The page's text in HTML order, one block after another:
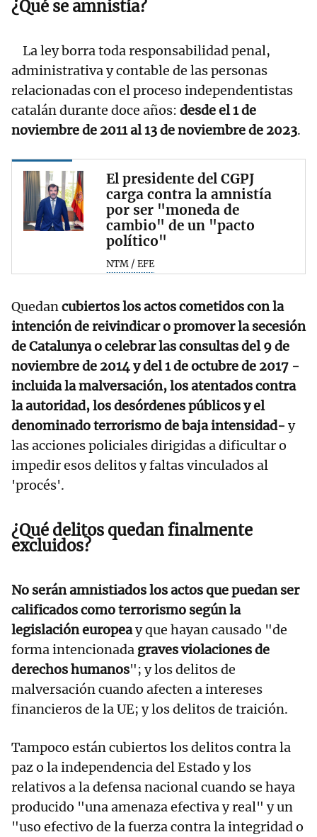
¿Qué se amnistía?
La ley borra toda responsabilidad penal,
administrativa y contable de las personas
relacionadas con el proceso independentistas
catalán durante doce años: desde el 1 de
noviembre de 2011 al 13 de noviembre de 2023.
El presidente del CGPJ
carga contra la amnistía
por ser "moneda de
cambio" de un "pacto
político"
NTM / EFE
Quedancubiertos los actos cometidos con la
intención de reivindicar o promover la secesión
de Catalunya o celebrar las consultas del 9 de
noviembre de 2014 y del 1 de octubre de 2017 -
incluida la malversación, los atentados contra
la autoridad, los desórdenes públicos y el
denominado terrorismo de baja intensidad- y
las acciones policiales dirigidas a dificultar o
impedir esos delitos y faltas vinculados al
'procés'.
¿Qué delitos quedan finalmente
excluidos?
No serán amnistiados los actos que puedan ser
calificados como terrorismo según la
legislación europeay que hayan causado "de
forma intencionada graves violaciones de
derechos humanos"; y los delitos de
malversación cuando afecten a intereses
financieros de la UE; y los delitos de traición.
Tampoco están cubiertos los delitos contra la
paz o la independencia del Estado y los
relativos a la defensa nacional cuando se haya
producido "una amenaza efectiva y real" y un
"uso efectivo de la fuerza contra la integridad o